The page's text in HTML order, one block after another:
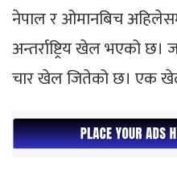
नेपाल र ओमानबिच
अन्तर्राष्ट्रिय खेल भएको
चार खेल जितेको छ। एक खेल